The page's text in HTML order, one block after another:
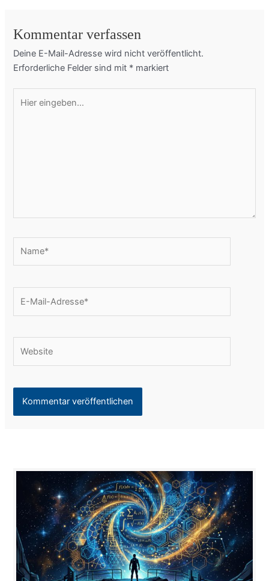
Kommentar verfassen
Deine E-Mail-Adresse wird nicht veröffentlicht.
Erforderliche Felder sind mit * markiert
eingeben…
Mail-